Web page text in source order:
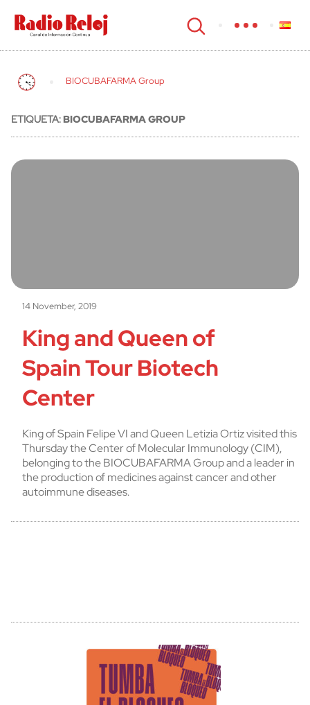
cerrar
BIOCUBAFARMA Group
ETIQUETA:BIOCUBAFARMA GROUP
14 November, 2019
King and Queen of
Spain Tour Biotech
Center
King of Spain Felipe VI and Queen Letizia Ortiz visited this
Thursday the Center of Molecular Immunology (CIM),
belonging to the BIOCUBAFARMA Group and a leader in
the production of medicines against cancer and other
autoimmune diseases.